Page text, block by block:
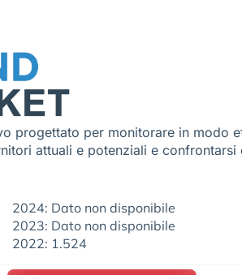
progettato per monitorare in modo
attuali e potenziali e
2024: Dato non disponibile
2023: Dato non disponibile
2022: 1.524